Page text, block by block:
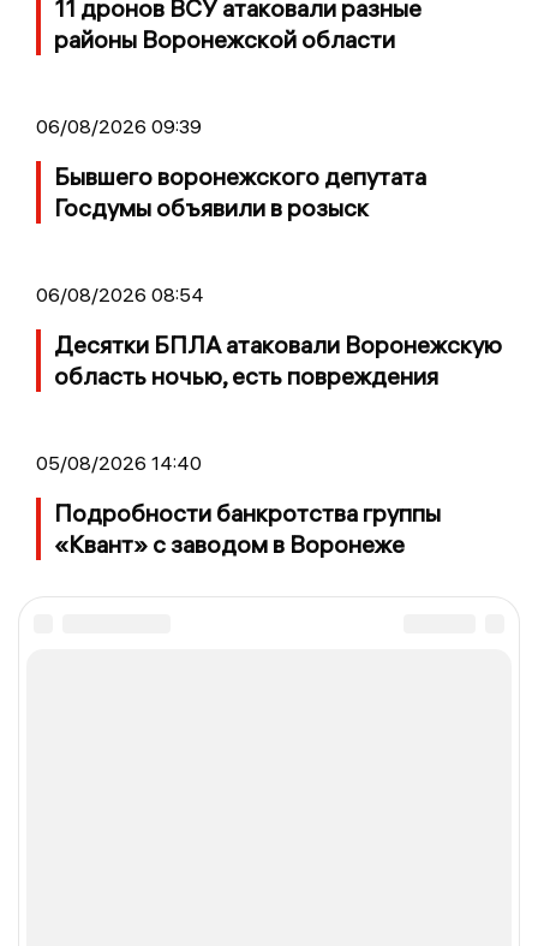
11 дронов ВСУ атаковали разные
районы Воронежской области
06/08/2026 09:39
Бывшего воронежского депутата
Госдумы объявили в розыск
06/08/2026 08:54
Десятки БПЛА атаковали Воронежскую
область ночью, есть повреждения
05/08/2026 14:40
Подробности банкротства группы
«Квант» с заводом в Воронеже